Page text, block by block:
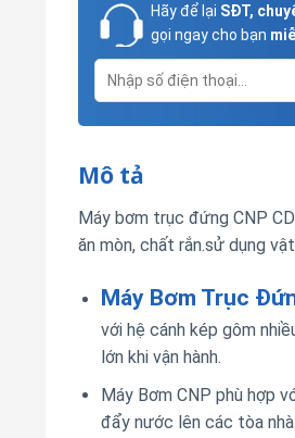
Hãy để lại SĐT,
gọi ngay cho bạn
Mô tả
Máy bơm trục đứng CNP
ăn mòn, chất rắn.sử dụng
Máy Bơm Trục
với hệ cánh kép gôm
lớn khi vận hành.
Máy Bơm CNP phù hợp
đẩy nước lên các tòa